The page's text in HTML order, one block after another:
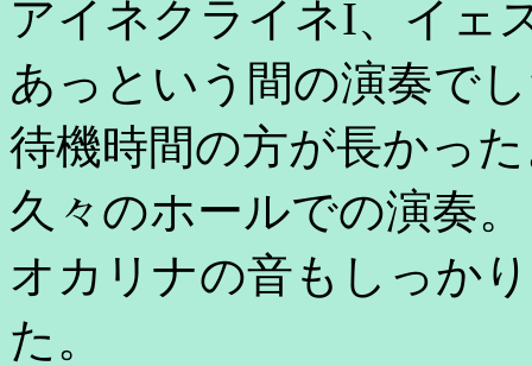
アイネクライネI、イェ
あっという間の演奏で
待機時間の方が長かっ
久々のホールでの演奏。
オカリナの音もしっか
た。